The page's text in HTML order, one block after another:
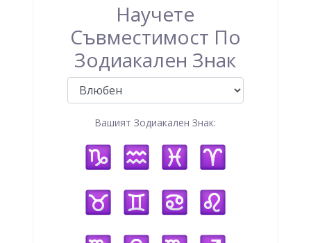
Научете
Съвместимост По
Зодиакален Знак
Вашият Зодиакален Знак: